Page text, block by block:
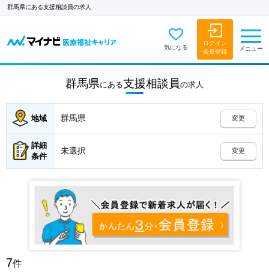
群馬県にある支援相談員の求人
気になる
ログイン
会員登録
メニュー
群馬県にある支援相談員の求人
地域 群馬県 変更
詳細
条件
未選択 変更
7件